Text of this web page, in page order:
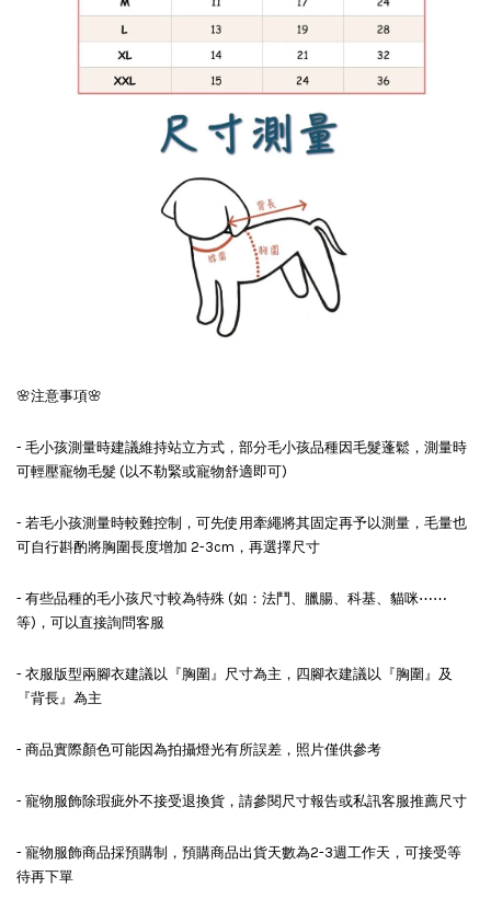
🌸注意事項🌸
- 毛小孩測量時建議維持站立方式，部分毛小孩品種因毛髮蓬鬆，測量時
可輕壓寵物毛髮 (以不勒緊或寵物舒適即可)
- 若毛小孩測量時較難控制，可先使用牽繩將其固定再予以測量，毛量也
可自行斟酌將胸圍長度增加 2-3cm，再選擇尺寸
- 有些品種的毛小孩尺寸較為特殊 (如：法鬥、臘腸、科基、貓咪⋯⋯
等)，可以直接詢問客服
- 衣服版型兩腳衣建議以『胸圍』尺寸為主，四腳衣建議以『胸圍』及
『背長』為主
- 商品實際顏色可能因為拍攝燈光有所誤差，照片僅供參考
- 寵物服飾除瑕疵外不接受退換貨，請參閱尺寸報告或私訊客服推薦尺寸
- 寵物服飾商品採預購制，預購商品出貨天數為2-3週工作天，可接受等
待再下單